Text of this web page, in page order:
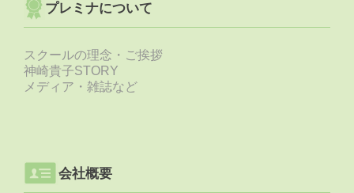
プレミナについて
スクールの理念・ご挨拶
神崎貴子STORY
メディア・雑誌など
会社概要